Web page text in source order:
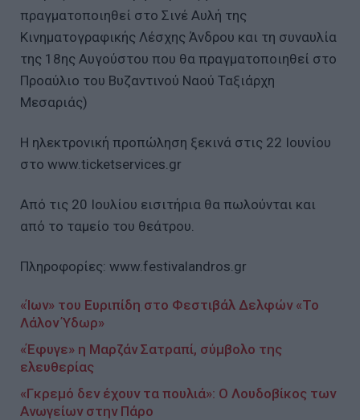
πραγματοποιηθεί στο Σινέ Αυλή της
Κινηματογραφικής Λέσχης Άνδρου και τη συναυλία
της 18ης Αυγούστου που θα πραγματοποιηθεί στο
Προαύλιο του Βυζαντινού Ναού Ταξιάρχη
Μεσαριάς)
Η ηλεκτρονική προπώληση ξεκινά στις 22 Ιουνίου
στο www.ticketservices.gr
Από τις 20 Ιουλίου εισιτήρια θα πωλούνται και
από το ταμείο του θεάτρου.
Πληροφορίες: www.festivalandros.gr
«Ίων» του Ευριπίδη στο Φεστιβάλ Δελφών «Το
Λάλον Ύδωρ»
«Έφυγε» η Μαρζάν Σατραπί, σύμβολο της
ελευθερίας
«Γκρεμό δεν έχουν τα πουλιά»: Ο Λουδοβίκος των
Ανωγείων στην Πάρο